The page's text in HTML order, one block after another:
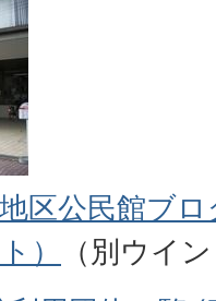
区公民館ブ
）
（別ウイ